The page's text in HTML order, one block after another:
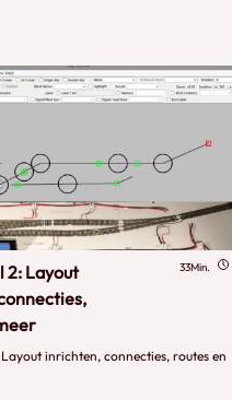
2: Layout
33Min.
inrichten, connecties, routes en